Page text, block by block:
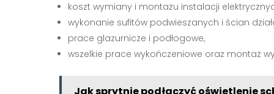
koszt wymiany i montażu instalacji
wykonanie sufitów podwieszanych i ścian
prace glazurnicze i podłogowe,
wszelkie prace wykończeniowe oraz montaż